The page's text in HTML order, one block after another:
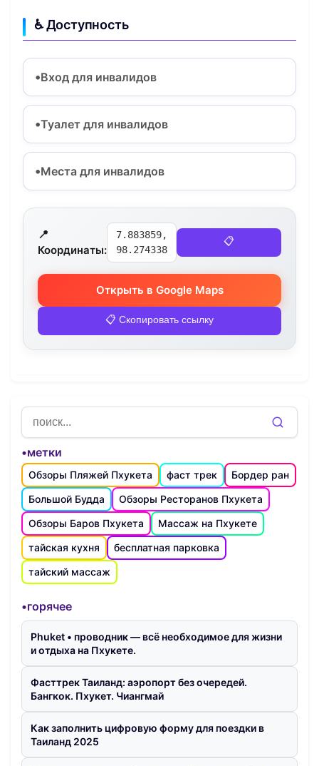
♿ Доступность
Вход для инвалидов
Туалет для инвалидов
Места для инвалидов
📍
Координаты:
7.883859,
98.274338
📋
Открыть в Google Maps
📋 Скопировать ссылку
•метки
Обзоры Пляжей Пхукета фаст трек
Бордер ран
Большой Будда
Обзоры Ресторанов Пхукета
Обзоры Баров Пхукета
Массаж на Пхукете
тайская кухня
бесплатная парковка
тайский массаж
•горячее
Phuket • проводник — всё необходимое для жизни
и отдыха на Пхукете.
Фасттрек Таиланд: аэропорт без очередей.
Бангкок. Пхукет. Чиангмай
Как заполнить цифровую форму для поездки в
Таиланд 2025